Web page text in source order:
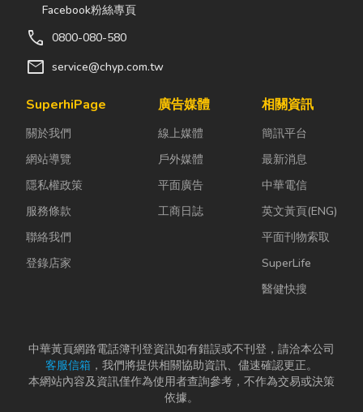
Facebook粉絲專頁
call 0800-080-580
mail service@chyp.com.tw
SuperhiPage
關於我們
網站導覽
隱私權政策
服務條款
聯絡我們
登錄店家
廣告媒體
線上媒體
戶外媒體
平面廣告
工商日誌
相關資訊
簡訊平台
最新消息
中華電信
英文黃頁(ENG)
平面刊物索取
SuperLife
醫健快搜
中華黃頁網路電話簿刊登資訊如有錯誤或不刊登，請洽本公司
客服信箱 ，我們將提供相關協助資訊、儘速確認更正。
本網站內容及資訊僅作為使用者查詢參考，不作為交易或決策
依據。